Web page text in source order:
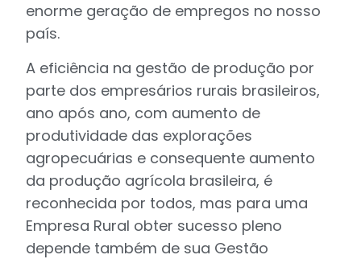
enorme geração de empregos no nosso
país.
A eficiência na gestão de produção por
parte dos empresários rurais brasileiros,
ano após ano, com aumento de
produtividade das explorações
agropecuárias e consequente aumento
da produção agrícola brasileira, é
reconhecida por todos, mas para uma
Empresa Rural obter sucesso pleno
depende também de sua Gestão